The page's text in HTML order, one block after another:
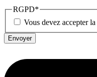
RGPD*
Vous devez accepter la